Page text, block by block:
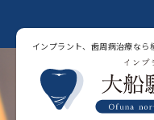
インプラント、歯周病治療な